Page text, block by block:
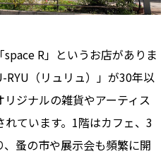
R」というお店がありま
RYU（リュリュ）」が30年以
ジナルの雑貨やアーティス
れています。1階はカフェ、3
蚤の市や展示会も頻繁に開